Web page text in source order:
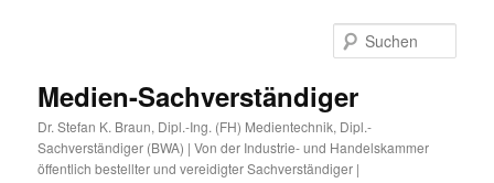
Medien-Sachverständiger
Dr. Stefan K. Braun, Dipl.-Ing. (FH) Medientechnik, Dipl.-
Sachverständiger (BWA) | Von der Industrie- und Handelskammer
öffentlich bestellter und vereidigter Sachverständiger |